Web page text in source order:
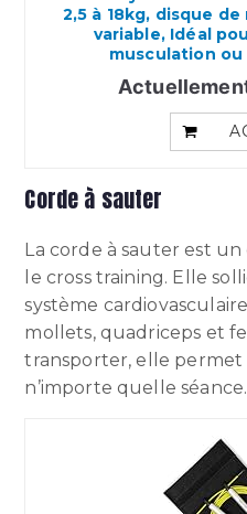
2,5 à 18kg, disque
variable, Idéal
musculation
Corde à sauter
La corde à sauter est
le cross training. Elle
système
mollets, quadriceps et
transporter, elle permet
n’importe quelle séance.